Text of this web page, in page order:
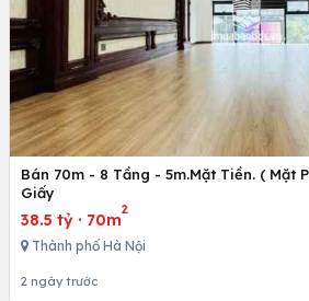
Bán 70m - 8 Tầng - 5m.Mặt Tiền. ( Mặt
Giấy
38.5 tỷ · 70m
2
Thành phố Hà Nội
2 ngày trước